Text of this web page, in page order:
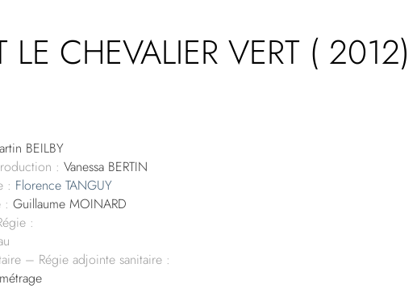
LE CHEVALIER VERT ( 2012)
BEILBY
: Vanessa BERTIN
: Florence TANGUY
: Guillaume MOINARD
:
– Régie adjointe sanitaire :